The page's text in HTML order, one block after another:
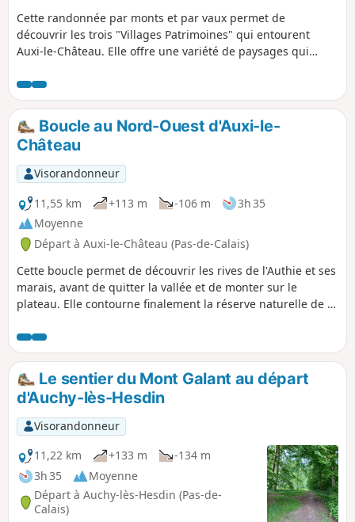
Cette randonnée par monts et par vaux permet de
découvrir les trois "Villages Patrimoines" qui entourent
Auxi-le-Château. Elle offre une variété de paysages qui
et au respect de la diversité.
Boucle au Nord-Ouest d'Auxi-le-
Château
Visorandonneur
11,55 km
+113 m -106 m
3h 35
Moyenne
Départ à Auxi-le-Château (Pas-de-Calais)
Cette boucle permet de découvrir les rives de l'Authie et ses
marais, avant de quitter la vallée et de monter sur le
plateau. Elle contourne finalement la réserve naturelle de la
Château et son église classée du XVe siècle.
Le sentier du Mont Galant au départ
d'Auchy-lès-Hesdin
Visorandonneur
11,22 km
+133 m
-134 m
3h 35
Moyenne
Départ à Auchy-lès-Hesdin (Pas-de-
Calais)